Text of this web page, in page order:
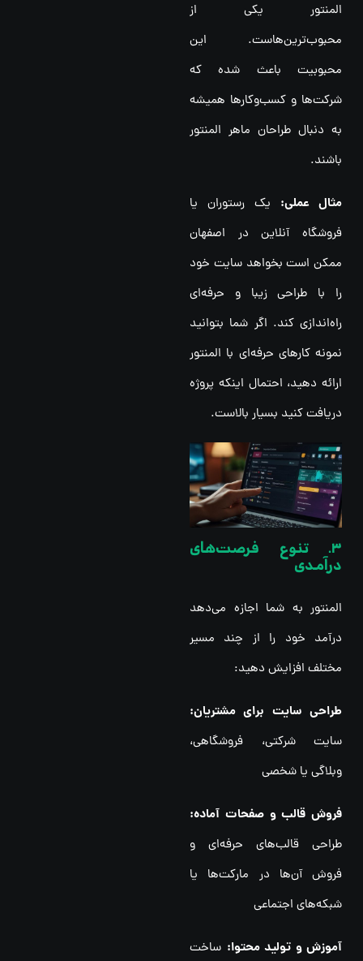
المنتور یکی از
محبوب‌ترین‌هاست. این
محبوبیت باعث شده که
شرکت‌ها و کسب‌وکارها همیشه
به دنبال طراحان ماهر المنتور
باشند.
مثال عملی: یک رستوران یا
فروشگاه آنلاین در اصفهان
ممکن است بخواهد سایت خود
را با طراحی زیبا و حرفه‌ای
راه‌اندازی کند. اگر شما بتوانید
نمونه کارهای حرفه‌ای با المنتور
ارائه دهید، احتمال اینکه پروژه
دریافت کنید بسیار بالاست.
3. تنوع فرصت‌های
درآمدی
المنتور به شما اجازه می‌دهد
درآمد خود را از چند مسیر
مختلف افزایش دهید:
طراحی سایت برای مشتریان:
سایت شرکتی، فروشگاهی،
وبلاگی یا شخصی
فروش قالب و صفحات آماده:
طراحی قالب‌های حرفه‌ای و
فروش آن‌ها در مارکت‌ها یا
شبکه‌های اجتماعی
آموزش و تولید محتوا: ساخت